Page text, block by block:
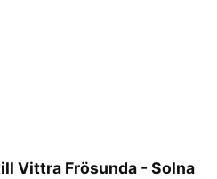
Vittra Frösunda - Solna